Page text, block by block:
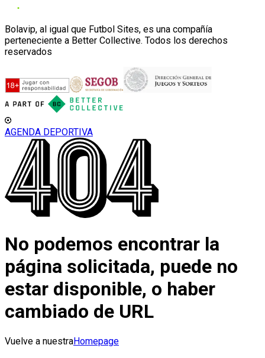
Bolavip, al igual que Futbol Sites, es una compañía
perteneciente a Better Collective. Todos los derechos
reservados
AGENDA DEPORTIVA
No podemos encontrar la
página solicitada, puede no
estar disponible, o haber
cambiado de URL
Vuelve a nuestraHomepage